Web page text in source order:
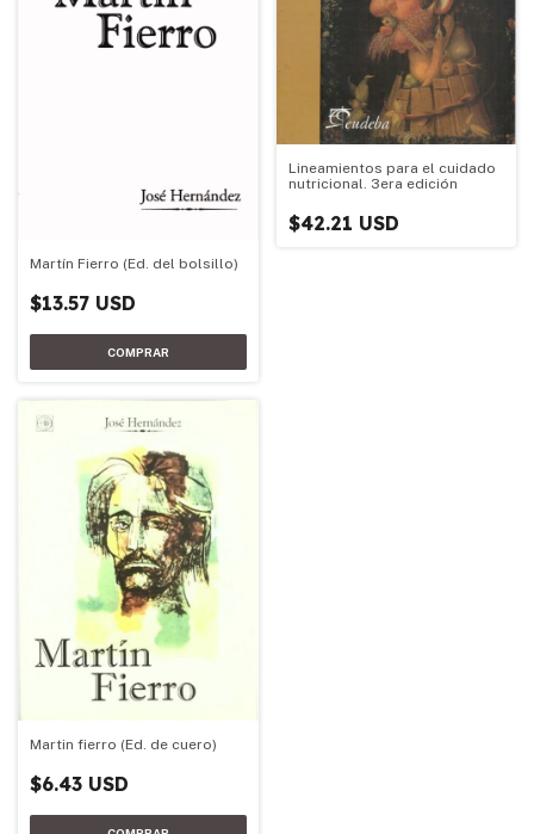
Martín Fierro (Ed. del bolsillo)
$13.57 USD
Lineamientos para el cuidado
nutricional. 3era edición
$42.21 USD
Martin fierro (Ed. de cuero)
$6.43 USD